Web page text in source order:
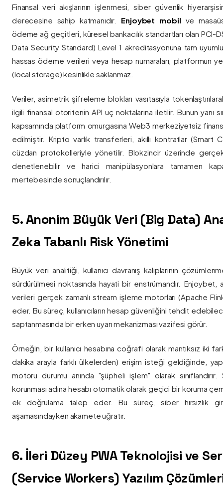
Finansal veri akışlarının işlenmesi, siber güvenlik
derecesine sahip katmanıdır. Enjoybet mobil ve
ödeme ağ geçitleri, küresel bankacılık standartları olan PCI-
Data Security Standard) Level 1 akreditasyonuna tam
hassas ödeme verileri veya hesap numaraları, platformun
(local storage) kesinlikle saklanmaz.
Veriler, asimetrik şifreleme blokları vasıtasıyla
ilgili finansal otoritenin API uç noktalarına iletilir. Bunun yanı
kapsamında platform omurgasına Web3 merkeziyetsiz
edilmiştir. Kripto varlık transferleri, akıllı kontratlar (Smart
cüzdan protokolleriyle yönetilir. Blokzincir üzerinde
denetlenebilir ve harici manipülasyonlara tamamen
mertebesinde sonuçlandırılır.
5. Anonim Büyük Veri (Big Data)
Zeka Tabanlı Risk Yönetimi
Büyük veri analitiği, kullanıcı davranış kalıplarının
sürdürülmesi noktasında hayati bir enstrümandır. Enjoybet,
verileri gerçek zamanlı stream işleme motorları (Apache Flink
eder. Bu süreç, kullanıcıların hesap güvenliğini tehdit
saptanmasında bir erken uyarı mekanizması vazifesi görür.
Örneğin, bir kullanıcı hesabına coğrafi olarak mantıksız iki
dakika arayla farklı ülkelerden) erişim isteği geldiğinde,
motoru durumu anında "şüpheli işlem" olarak sınıflandırır.
korunması adına hesabı otomatik olarak geçici bir koruma
ek doğrulama talep eder. Bu süreç, siber hırsızlık
aşamasındayken akamete uğratır.
6. İleri Düzey PWA Teknolojisi ve
(Service Workers) Yazılım